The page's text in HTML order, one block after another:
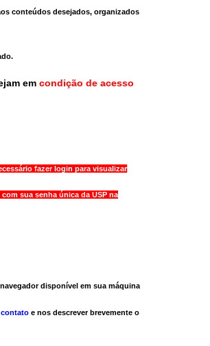
conteúdos desejados, organizados
em condição de acesso
fazer login para visualizar
sua senha única da USP na
disponível em sua máquina
e nos descrever brevemente o